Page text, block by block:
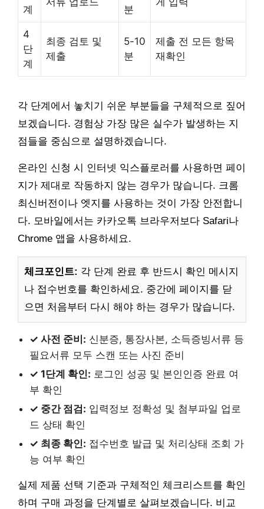
계
분
4
단
계
최종 검토 및
제출
5-10
분
제출 전 모든 항목
재확인
각 단계에서 놓치기 쉬운 부분들을 구체적으로 짚어
보겠습니다. 경험상 가장 많은 실수가 발생하는 지
점들을 중심으로 설명하겠습니다.
온라인 신청 시 인터넷 익스플로러를 사용하면 페이
지가 제대로 작동하지 않는 경우가 많습니다. 크롬
최신버전이나 엣지를 사용하는 것이 가장 안전합니
다. 모바일에서는 카카오톡 브라우저보다 Safari나
Chrome 앱을 사용하세요.
체크포인트: 각 단계 완료 후 반드시 확인 메시지
나 접수번호를 확인하세요. 중간에 페이지를 닫
으면 처음부터 다시 해야 하는 경우가 많습니다.
✓ 사전 준비: 신분증, 통장사본, 소득증빙서류 등
필요서류 모두 스캔 또는 사진 준비
✓ 1단계 확인: 로그인 성공 및 본인인증 완료 여
부 확인
✓ 중간 점검: 입력정보 정확성 및 첨부파일 업로
드 상태 확인
✓ 최종 확인: 접수번호 발급 및 처리상태 조회 가
능 여부 확인
실제 제품 선택 기준과 구체적인 체크리스트를 확인
하며 구매 과정을 단계별로 살펴보겠습니다. 비교